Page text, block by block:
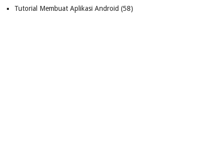
Tutorial Membuat Aplikasi Android (58)